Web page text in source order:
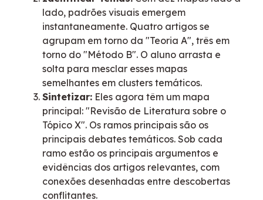
lado, padrões visuais emergem
instantaneamente. Quatro artigos se
agrupam em torno da "Teoria A", três em
torno do "Método B". O aluno arrasta e
solta para mesclar esses mapas
semelhantes em clusters temáticos.
Sintetizar: Eles agora têm um mapa
principal: "Revisão de Literatura sobre o
Tópico X". Os ramos principais são os
principais debates temáticos. Sob cada
ramo estão os principais argumentos e
evidências dos artigos relevantes, com
conexões desenhadas entre descobertas
conflitantes.